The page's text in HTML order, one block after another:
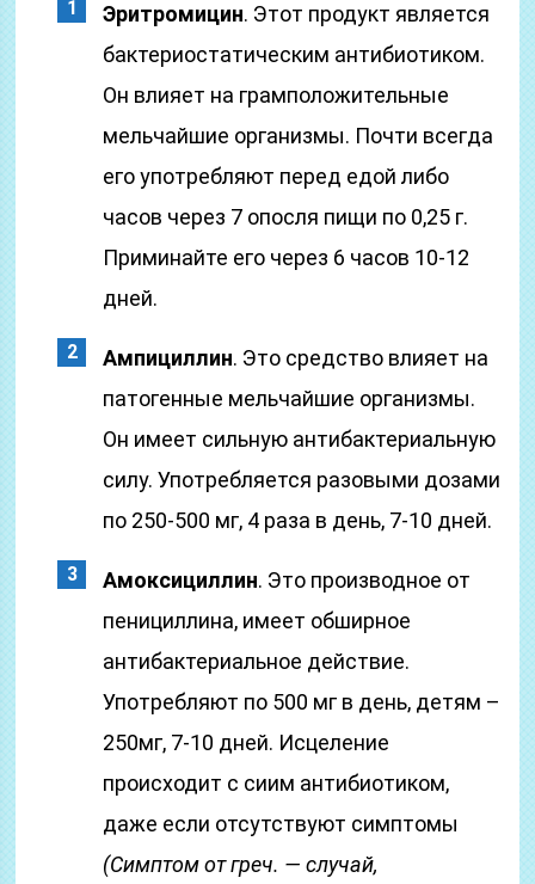
Эритромицин. Этот продукт является
бактериостатическим антибиотиком.
Он влияет на грамположительные
мельчайшие организмы. Почти всегда
его употребляют перед едой либо
часов через 7 опосля пищи по 0,25 г.
Приминайте его через 6 часов 10-12
дней.
Ампициллин. Это средство влияет на
патогенные мельчайшие организмы.
Он имеет сильную антибактериальную
силу. Употребляется разовыми дозами
по 250-500 мг, 4 раза в день, 7-10 дней.
Амоксициллин. Это производное от
пенициллина, имеет обширное
антибактериальное действие.
Употребляют по 500 мг в день, детям –
250мг, 7-10 дней. Исцеление
происходит с сиим антибиотиком,
даже если отсутствуют симптомы
(Симптом от греч. — случай,